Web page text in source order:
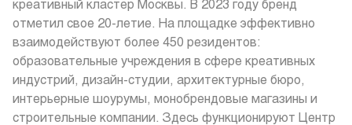
креативный кластер Москвы. В 2023 году бренд
отметил свое 20-летие. На площадке эффективно
взаимодействуют более 450 резидентов:
образовательные учреждения в сфере креативных
индустрий, дизайн-студии, архитектурные бюро,
интерьерные шоурумы, монобрендовые магазины и
строительные компании. Здесь функционируют Центр